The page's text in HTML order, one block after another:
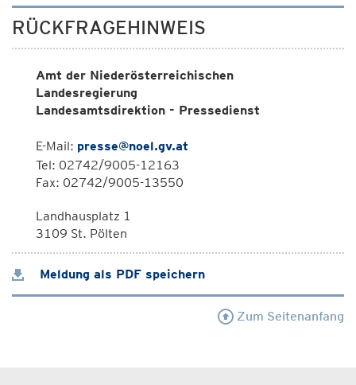
RÜCKFRAGEHINWEIS
Amt der Niederösterreichischen
Landesregierung
Landesamtsdirektion - Pressedienst
E-Mail: presse@noel.gv.at
Tel: 02742/9005-12163
Fax: 02742/9005-13550
Landhausplatz 1
3109 St. Pölten
Meldung als PDF speichern
Zum Seitenanfang